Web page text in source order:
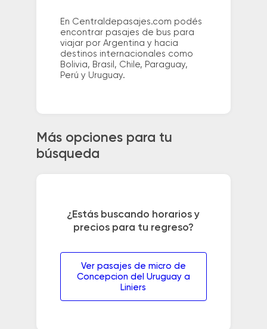
En Centraldepasajes.com podés
encontrar pasajes de bus para
viajar por Argentina y hacia
destinos internacionales como
Bolivia, Brasil, Chile, Paraguay,
Perú y Uruguay.
Más opciones para tu
búsqueda
¿Estás buscando horarios y
precios para tu regreso?
Ver pasajes de micro de
Concepcion del Uruguay a
Liniers